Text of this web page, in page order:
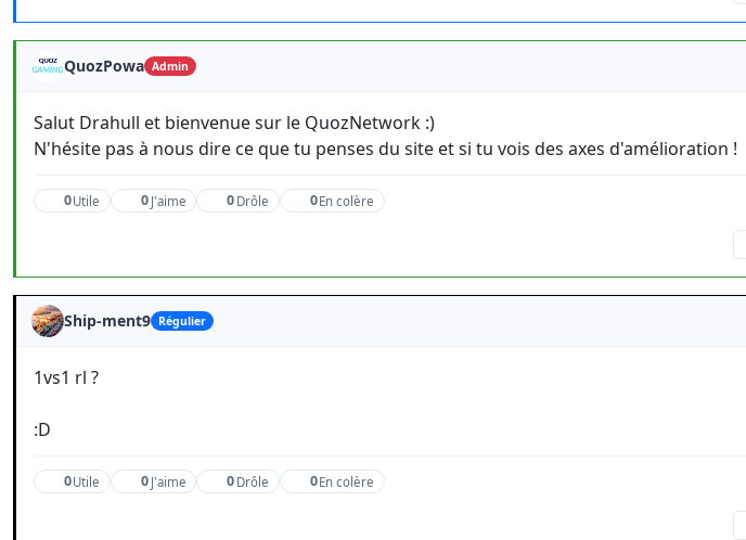
QuozPowa Admin
Salut Drahull et bienvenue sur le QuozNetwork :)
N'hésite pas à nous dire ce que tu penses du site et si tu vois des axes d'amélioration !
0Utile 0 J'aime 0 Drôle 0En colère
Ship-ment9 Régulier
1vs1 rl ?
:D
0Utile 0 J'aime 0 Drôle 0En colère